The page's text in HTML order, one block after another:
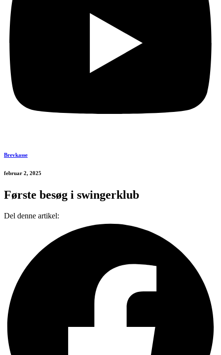
Brevkasse
februar 2, 2025
Første besøg i swingerklub
Del denne artikel: